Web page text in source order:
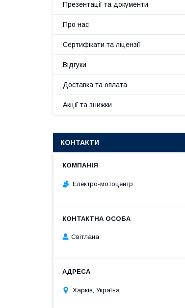
Презентації та документи
Про нас
Сертифікати та ліцензії
Відгуки
Доставка та оплата
Акції та знижки
КОНТАКТИ
Електро-мотоцентр
Світлана
Харків, Україна